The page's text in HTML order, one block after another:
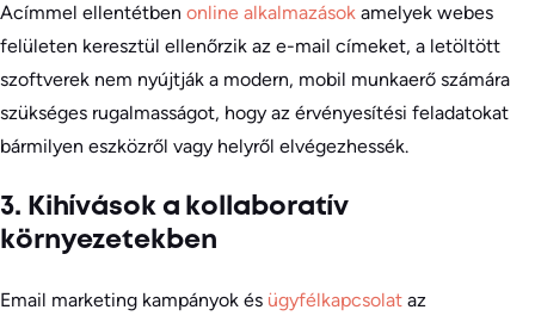
Acímmel ellentétben online alkalmazások amelyek webes
felületen keresztül ellenőrzik az e-mail címeket, a letöltött
szoftverek nem nyújtják a modern, mobil munkaerő számára
szükséges rugalmasságot, hogy az érvényesítési feladatokat
bármilyen eszközről vagy helyről elvégezhessék.
3. Kihívások a kollaboratív
környezetekben
Email marketing kampányok és ügyfélkapcsolat az